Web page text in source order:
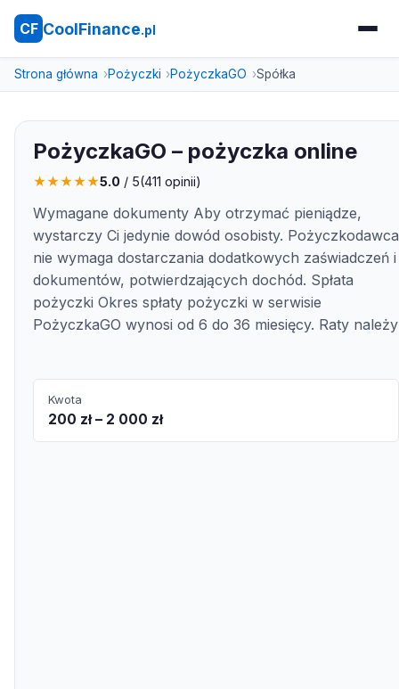
CF CoolFinance.pl
Strona główna Pożyczki PożyczkaGO Spółka
PożyczkaGO – pożyczka online
★★★★★5.0 / 5(411 opinii)
Wymagane dokumenty Aby otrzymać pieniądze,
wystarczy Ci jedynie dowód osobisty. Pożyczkodawca
nie wymaga dostarczania dodatkowych zaświadczeń i
dokumentów, potwierdzających dochód. Spłata
pożyczki Okres spłaty pożyczki w serwisie
PożyczkaGO wynosi od 6 do 36 miesięcy. Raty należy
Kwota
200 zł – 2 000 zł